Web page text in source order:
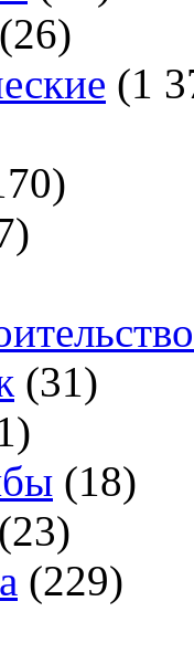
(26)
(1
(31)
(18)
(23)
(229)